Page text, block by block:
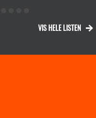
VIS HELE LISTEN